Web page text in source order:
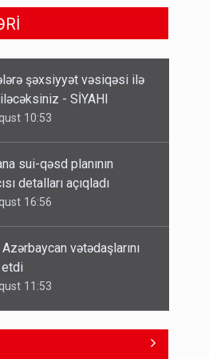
sui-qəsd planının
detalları açıqladı
16:56
vətədaşlarını
11:53
diasporun
məhv etdi - FOTOLAR
10:58
ilə bağlı VACİB
- Saat 11:00-dan…